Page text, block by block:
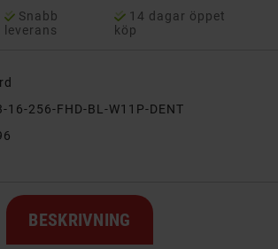
Snabb
leverans
14 dagar öppet
köp
16-256-FHD-BL-W11P-DENT
BESKRIVNING